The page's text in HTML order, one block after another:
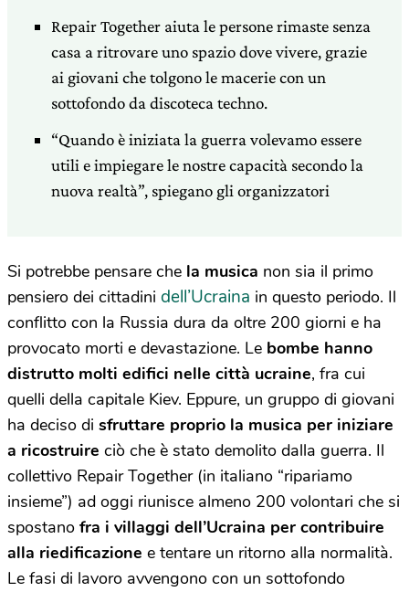
Repair Together aiuta le persone rimaste senza
casa a ritrovare uno spazio dove vivere, grazie
ai giovani che tolgono le macerie con un
sottofondo da discoteca techno.
“Quando è iniziata la guerra volevamo essere
utili e impiegare le nostre capacità secondo la
nuova realtà”, spiegano gli organizzatori
Si potrebbe pensare che la musica non sia il primo
pensiero dei cittadini dell’Ucraina in questo periodo. Il
conflitto con la Russia dura da oltre 200 giorni e ha
provocato morti e devastazione. Le bombe hanno
distrutto molti edifici nelle città ucraine, fra cui
quelli della capitale Kiev. Eppure, un gruppo di giovani
ha deciso di sfruttare proprio la musica per iniziare
a ricostruire ciò che è stato demolito dalla guerra. Il
collettivo Repair Together (in italiano “ripariamo
insieme”) ad oggi riunisce almeno 200 volontari che si
spostano fra i villaggi dell’Ucraina per contribuire
alla riedificazione e tentare un ritorno alla normalità.
Le fasi di lavoro avvengono con un sottofondo